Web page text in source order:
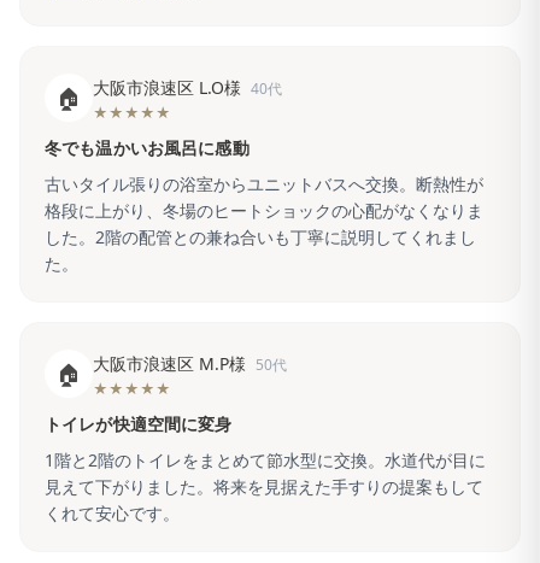
🏠 大阪市浪速区 L.O様 40代
★★★★★
冬でも温かいお風呂に感動
古いタイル張りの浴室からユニットバスへ交換。断熱性が
格段に上がり、冬場のヒートショックの心配がなくなりま
した。2階の配管との兼ね合いも丁寧に説明してくれまし
た。
🏠 大阪市浪速区 M.P様 50代
★★★★★
トイレが快適空間に変身
1階と2階のトイレをまとめて節水型に交換。水道代が目に
見えて下がりました。将来を見据えた手すりの提案もして
くれて安心です。